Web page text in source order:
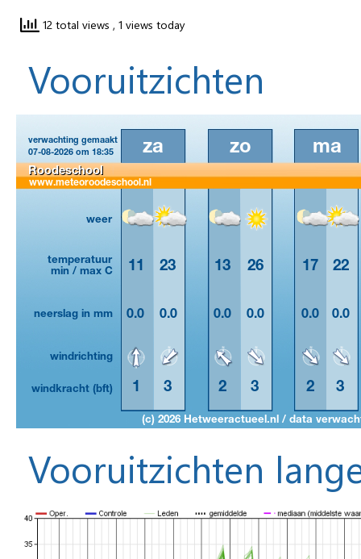
12 total views , 1 views today
Vooruitzichten
Vooruitzichten